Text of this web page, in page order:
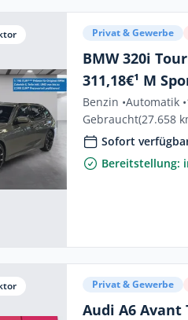
Privat & Gewerbe
BMW 320i
311,18€¹ M
Benzin •Automatik •
Gebraucht(27.658
Sofort
Bereitstellung:
Privat & Gewerbe
Audi A6